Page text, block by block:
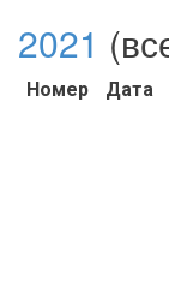
2021
Номер Дата